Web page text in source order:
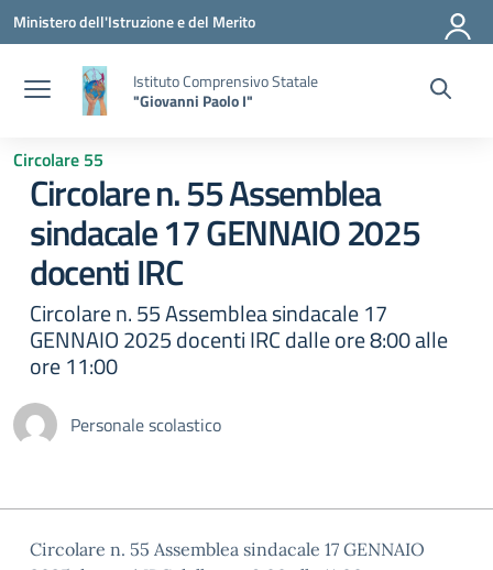
Vai ai contenuti
Vai al menu di navigazione
Vai al footer
Ministero dell'Istruzione e del Merito
Istituto Comprensivo Statale
"Giovanni Paolo I"
Circolare 55
Circolare n. 55 Assemblea
sindacale 17 GENNAIO 2025
docenti IRC
Circolare n. 55 Assemblea sindacale 17
GENNAIO 2025 docenti IRC dalle ore 8:00 alle
ore 11:00
Personale scolastico
Circolare n. 55 Assemblea sindacale 17 GENNAIO